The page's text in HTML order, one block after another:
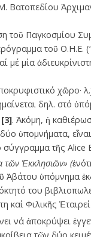
Βατοπεδίου
τοῦ Παγκοσμίου
τοῦ Ο.Η.Ε.
μέ μία
χῶρο·
δηλ. στό
[3]. Ἀκόμη, ἡ
ὑπομνήματα,
σύγγραμμα τῆς Alice
τῶν Ἐκκλησιῶν» (
Ἀβάτου ὑπόμνημα
του
καί Φιλικῆς
νά ἀποκρύψει